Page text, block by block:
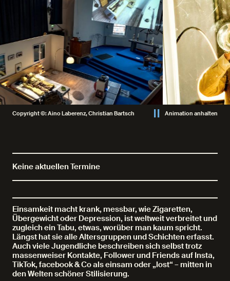
Copyright ©: Aino Laberenz, Christian Bartsch Animation anhalten
Keine aktuellen Termine
Einsamkeit macht krank, messbar, wie Zigaretten,
Übergewicht oder Depression, ist weltweit verbreitet und
zugleich ein Tabu, etwas, worüber man kaum spricht.
Längst hat sie alle Altersgruppen und Schichten erfasst.
Auch viele Jugendliche beschreiben sich selbst trotz
massenweiser Kontakte, Follower und Friends auf Insta,
TikTok, facebook & Co als einsam oder „lost“ – mitten in
den Welten schöner Stilisierung.